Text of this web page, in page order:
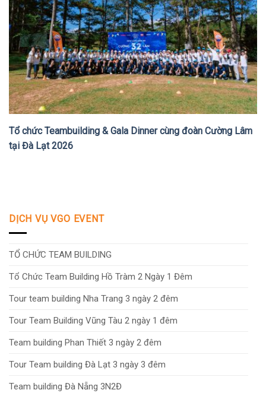
Tổ chức Teambuilding & Gala Dinner cùng đoàn Cường Lâm
tại Đà Lạt 2026
DỊCH VỤ VGO EVENT
TỔ CHỨC TEAM BUILDING
Tổ Chức Team Building Hồ Tràm 2 Ngày 1 Đêm
Tour team building Nha Trang 3 ngày 2 đêm
Tour Team Building Vũng Tàu 2 ngày 1 đêm
Team building Phan Thiết 3 ngày 2 đêm
Tour Team building Đà Lạt 3 ngày 3 đêm
Team building Đà Nẵng 3N2Đ